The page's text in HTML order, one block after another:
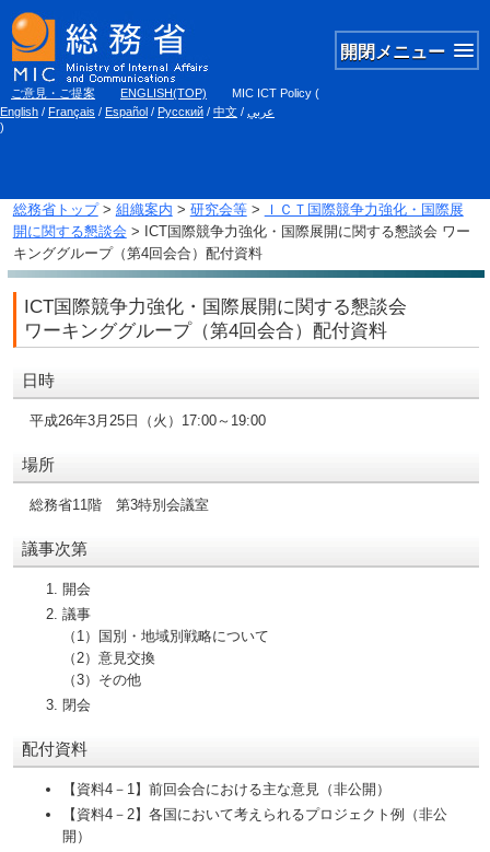
開閉メニュー
ご意見・ご提案 ENGLISH(TOP) MIC ICT Policy (
English / Français / Español / Русский / 中文 / عربي
)
総務省トップ> 組織案内 > 研究会等>
ＩＣＴ国際競争力強化・国際展
開に関する懇談会 > ICT国際競争力強化・国際展開に関する懇談会 ワー
キンググループ（第4回会合）配付資料
ICT国際競争力強化・国際展開に関する懇談会
ワーキンググループ（第4回会合）配付資料
日時
平成26年3月25日（火）17:00～19:00
場所
総務省11階 第3特別会議室
議事次第
開会
議事
（1）国別・地域別戦略について
（2）意見交換
（3）その他
閉会
配付資料
【資料4－1】前回会合における主な意見（非公開）
【資料4－2】各国において考えられるプロジェクト例（非公
開）